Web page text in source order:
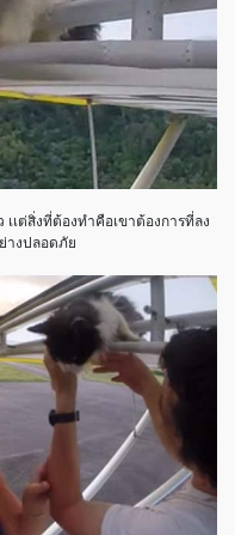
เต่สิ่งที่ต้องทำคือเขาต้องการที่ลง
างปลอดภัย